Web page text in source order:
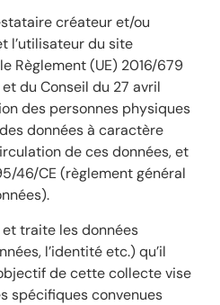
créateur et/ou
l’utilisateur du site
Règlement (UE) 2016/679
du Conseil du 27 avril
des personnes physiques
données à caractère
de ces données, et
46/CE (règlement général
traite les données
l’identité etc.) qu’il
de cette collecte vise
spécifiques convenues